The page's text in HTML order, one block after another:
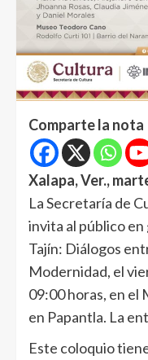
Comparte la nota
Xalapa, Ver.,
La Secretaría de
invita al público en
Tajín: Diálogos
Modernidad, el
09:00 horas, en el
en Papantla. La
Este coloquio